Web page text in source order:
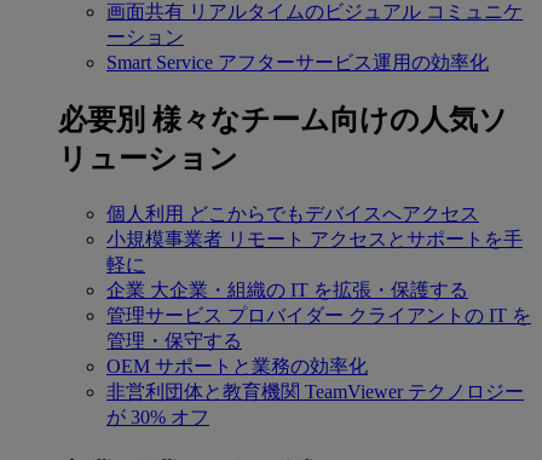
画面共有 リアルタイムのビジュアル コミュニケ
ーション
Smart Service アフターサービス運用の効率化
必要別 様々なチーム向けの人気ソ
リューション
個人利用 どこからでもデバイスへアクセス
小規模事業者 リモート アクセスとサポートを手
軽に
企業 大企業・組織の IT を拡張・保護する
管理サービス プロバイダー クライアントの IT を
管理・保守する
OEM サポートと業務の効率化
非営利団体と教育機関 TeamViewer テクノロジー
が 30% オフ